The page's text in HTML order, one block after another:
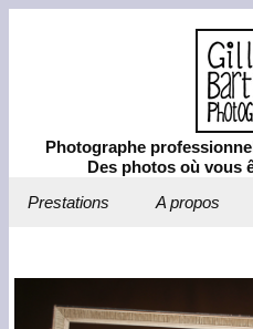
Photographe
Des photos où vous
Prestations
A propos